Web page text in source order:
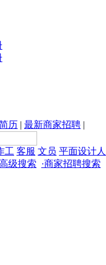
历 | 最新商家招聘 |
工 客服 文员 平面设计
级搜索 ·商家招聘搜索